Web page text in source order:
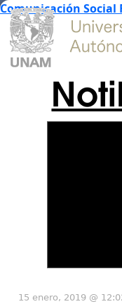
Comunicación Social
15 enero, 2019 @